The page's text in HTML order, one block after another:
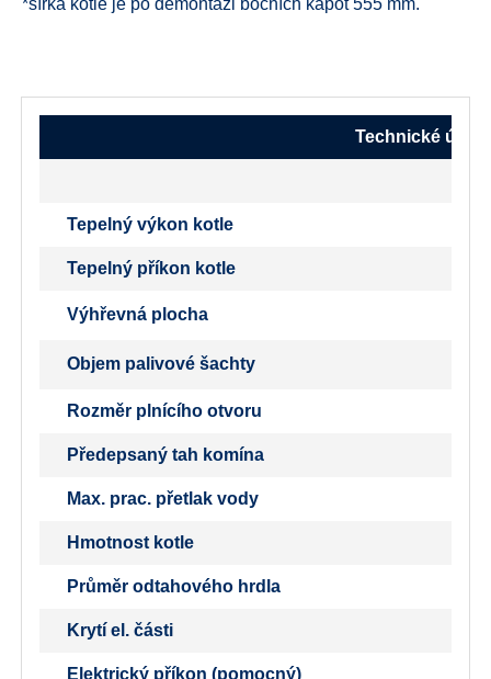
*šířka kotle je po demontáži bočních kapot 555 mm.
Technické údaje
Tepelný výkon kotle
Tepelný příkon kotle
Výhřevná plocha
Objem palivové šachty
Rozměr plnícího otvoru
Předepsaný tah komína
Max. prac. přetlak vody
Hmotnost kotle
Průměr odtahového hrdla
Krytí el. části
Elektrický příkon (pomocný)